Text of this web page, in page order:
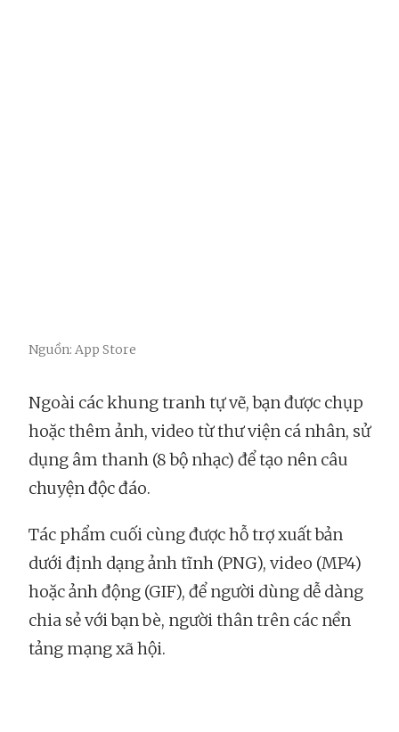
Nguồn: App Store
Ngoài các khung tranh tự vẽ, bạn được chụp
hoặc thêm ảnh, video từ thư viện cá nhân, sử
dụng âm thanh (8 bộ nhạc) để tạo nên câu
chuyện độc đáo.
Tác phẩm cuối cùng được hỗ trợ xuất bản
dưới định dạng ảnh tĩnh (PNG), video (MP4)
hoặc ảnh động (GIF), để người dùng dễ dàng
chia sẻ với bạn bè, người thân trên các nền
tảng mạng xã hội.